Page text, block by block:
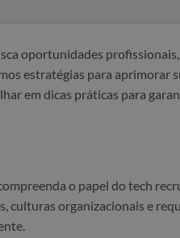
oportunidades
estratégias para aprimorar
em dicas práticas para
o papel do tech
organizacionais e